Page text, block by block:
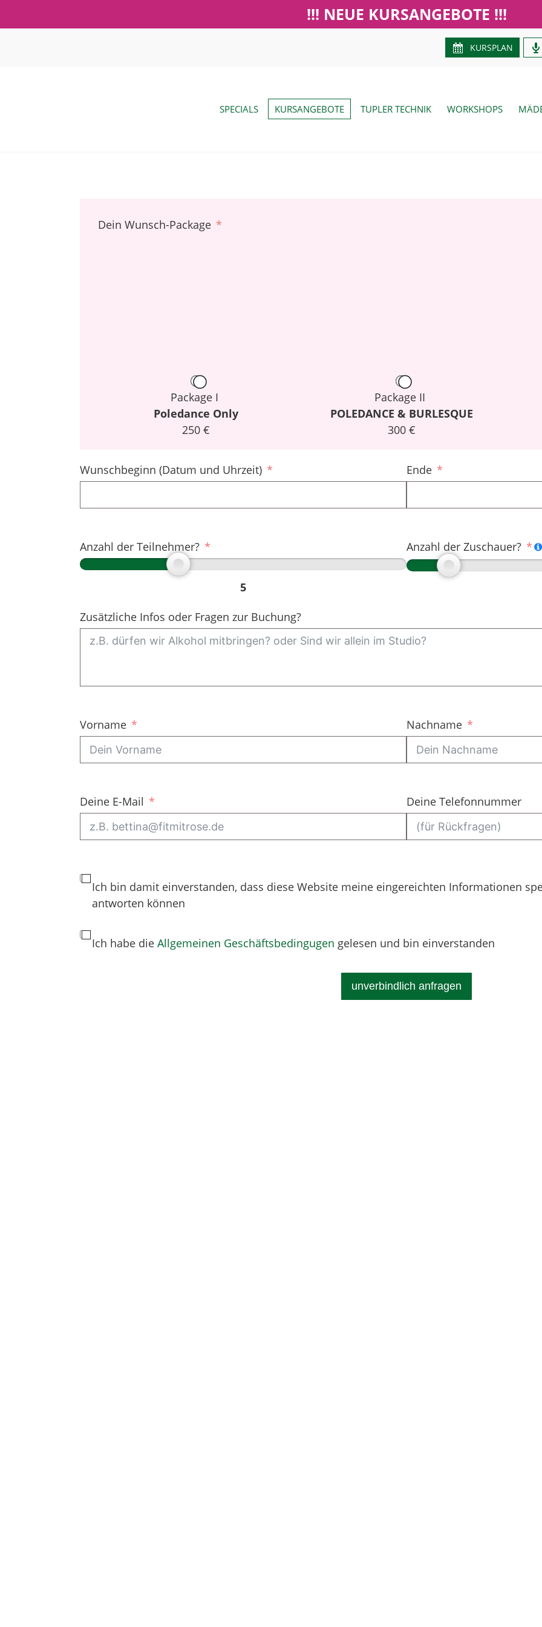
!!! NEUE KURSANGEBOTE !!!
KURSPLAN
SPECIALS KURSANGEBOTE TUPLER TECHNIK WORKSHOPS
Dein Wunsch-Package
Package I
Poledance Only
250 €
Package II
POLEDANCE & BURLESQUE
300 €
Wunschbeginn (Datum und Uhrzeit) Ende
Anzahl der Teilnehmer?
5
Anzahl der Zuschauer?
Zusätzliche Infos oder Fragen zur Buchung?
Vorname Nachname
Deine E-Mail Deine Telefonnummer
Ich bin damit einverstanden, dass diese Website meine eingereichten Informationen
antworten können
Ich habe die Allgemeinen Geschäftsbedingugen gelesen und bin einverstanden
unverbindlich anfragen